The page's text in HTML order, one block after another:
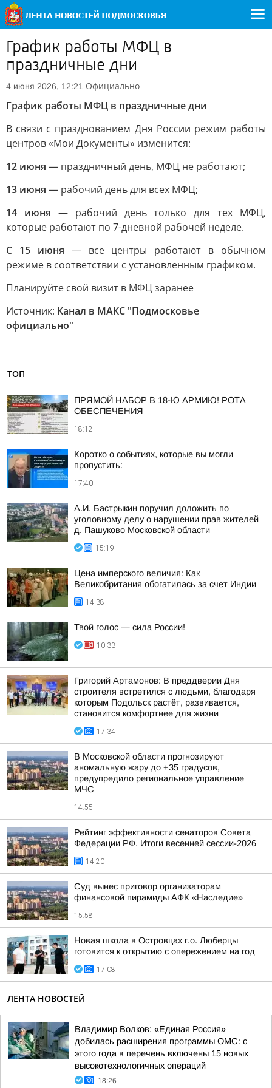
График работы МФЦ в
праздничные дни
4 июня 2026, 12:21 Официально
График работы МФЦ в праздничные дни
В связи с празднованием Дня России режим работы
центров «Мои Документы» изменится:
12 июня — праздничный день, МФЦ не работают;
13 июня — рабочий день для всех МФЦ;
14 июня — рабочий день только для тех МФЦ,
которые работают по 7-дневной рабочей неделе.
С 15 июня — все центры работают в обычном
режиме в соответствии с установленным графиком.
Планируйте свой визит в МФЦ заранее
Источник: Канал в МАКС "Подмосковье
официально"
ТОП
ПРЯМОЙ НАБОР В 18-Ю АРМИЮ! РОТА
ОБЕСПЕЧЕНИЯ
18:12
Коротко о событиях, которые вы могли
пропустить:
17:40
А.И. Бастрыкин поручил доложить по
уголовному делу о нарушении прав жителей
д. Пашуково Московской области
15:19
Цена имперского величия: Как
Великобритания обогатилась за счет Индии
14:38
Твой голос — сила России!
10:33
Григорий Артамонов: В преддверии Дня
строителя встретился с людьми, благодаря
которым Подольск растёт, развивается,
становится комфортнее для жизни
17:34
В Московской области прогнозируют
аномальную жару до +35 градусов,
предупредило региональное управление
МЧС
14:55
Рейтинг эффективности сенаторов Совета
Федерации РФ. Итоги весенней сессии-2026
14:20
Суд вынес приговор организаторам
финансовой пирамиды АФК «Наследие»
15:58
Новая школа в Островцах г.о. Люберцы
готовится к открытию с опережением на год
17:08
ЛЕНТА НОВОСТЕЙ
Владимир Волков: «Единая Россия»
добилась расширения программы ОМС: с
этого года в перечень включены 15 новых
высокотехнологичных операций
18:26